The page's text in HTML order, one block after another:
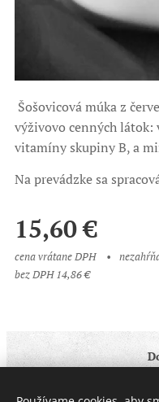
Šošovicová múka z
výživovo cenných
vitamíny skupiny B, a
Na prevádzke sa
15,60€
cena vrátane DPH
bez DPH 14,86 €